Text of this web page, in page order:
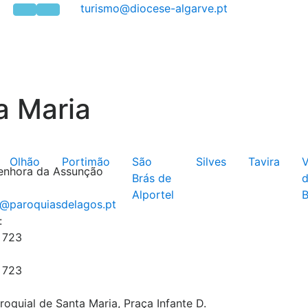
Maria
da Assunção
de Santa Maria, Praça Infante D.
Olhão Portimão
São
Brás de
Alportel
Silves Tavira